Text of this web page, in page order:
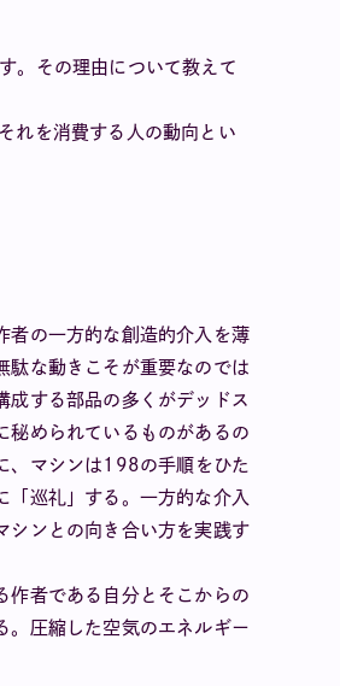
。その理由について教えて
れを消費する人の動向とい
者の一方的な創造的介入を薄
駄な動きこそが重要なのでは
成する部品の多くがデッドス
秘められているものがあるの
、マシンは198の手順をひた
「巡礼」する。一方的な介入
シンとの向き合い方を実践す
作者である自分とそこからの
。圧縮した空気のエネルギー